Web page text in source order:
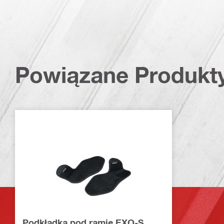
Powiązane